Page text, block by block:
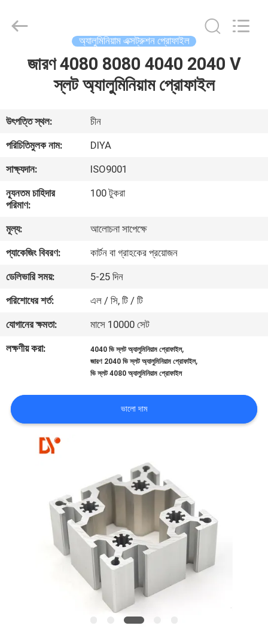
আমাদের
সম্পর্কে
কারখানা
ভ্রমণ
মান
নিয়ন্ত্রণ
যোগাযোগ
করুন
মামলা
উদ্ধৃতির
অ্যালুমিনিয়াম এক্সট্রুশন প্রোফাইল
জারণ 4080 8080 4040 2040 V
স্লট অ্যালুমিনিয়াম প্রোফাইল
উৎপত্তি স্থল:
চীন
পরিচিতিমুলক নাম:
DIYA
সাক্ষ্যদান:
ISO9001
ন্যূনতম চাহিদার
পরিমাণ:
100 টুকরা
মূল্য:
আলোচনা সাপেক্ষে
প্যাকেজিং বিবরণ:
কার্টন বা গ্রাহকের প্রয়োজন
ডেলিভারি সময়:
5-25 দিন
পরিশোধের শর্ত:
এল / সি, টি / টি
যোগানের ক্ষমতা:
মাসে 10000 সেট
লক্ষণীয় করা:
4040 ভি স্লট অ্যালুমিনিয়াম প্রোফাইল,
জারণ 2040 ভি স্লট অ্যালুমিনিয়াম প্রোফাইল,
ভি স্লট 4080 অ্যালুমিনিয়াম প্রোফাইল
ভালো দাম